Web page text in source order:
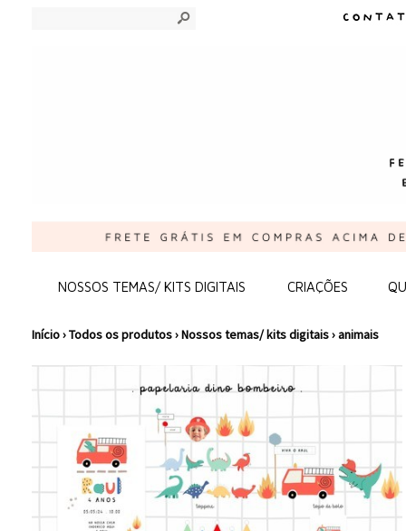
s
NOSSOS TEMAS/ KITS DIGITAIS CRIAÇÕES
Início›Todos os produtos›Nossos temas/ kits digitais›animais